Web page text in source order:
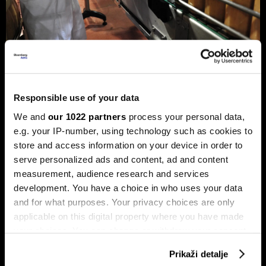
Responsible use of your data
We and our 1022 partners process your personal data,
e.g. your IP-number, using technology such as cookies to
store and access information on your device in order to
serve personalized ads and content, ad and content
measurement, audience research and services
development. You have a choice in who uses your data
and for what purposes. Your privacy choices are only
applicable on this digital property where you have made
your choices. You can change or withdraw your consent
Prikaži detalje
Privreda FBiH povećala dobit za 12,3
dvostruko brže
Analiza je predstavljena na zajedničkom sastanku FIA-e i
Udruženja poslodavaca Federacije BiH, gdje je istaknuto da
privatni sektor ostaje ključni nosilac ekonomskog rasta.
Od ukupno 28.634 privredna društva u Federaciji, čak 98,6
posto čine privatne kompanije, koje ostvaruju 90 posto
ukupnih prihoda i 95 posto ukupne dobiti.